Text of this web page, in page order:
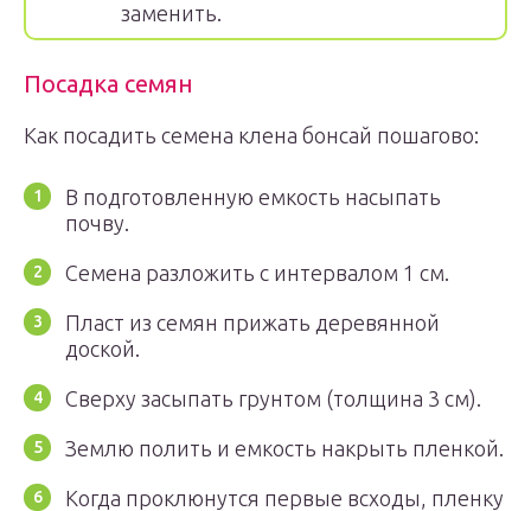
заменить.
Посадка семян
Как посадить семена клена бонсай пошагово:
В подготовленную емкость насыпать
почву.
Семена разложить с интервалом 1 см.
Пласт из семян прижать деревянной
доской.
Сверху засыпать грунтом (толщина 3 см).
Землю полить и емкость накрыть пленкой.
Когда проклюнутся первые всходы, пленку